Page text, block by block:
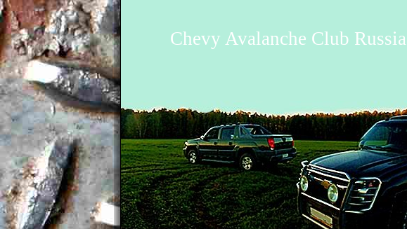
Chevy Avalanche Club Russia